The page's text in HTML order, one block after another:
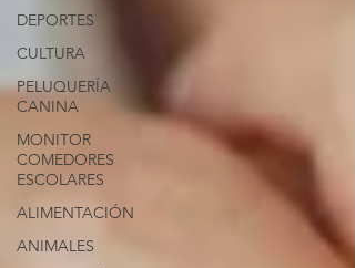
DEPORTES
CULTURA
PELUQUERÍA
CANINA
MONITOR
COMEDORES
ESCOLARES
ALIMENTACIÓN
ANIMALES